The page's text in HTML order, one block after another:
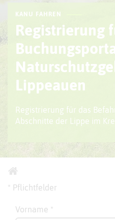
KANU FAHREN
Registrierung
Lippeauen
Registrierung für das
Abschnitte der Lippe im
* Pflichtfelder
Vorname *